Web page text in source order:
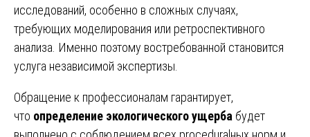
исследований, особенно в сложных случаях,
требующих моделирования или ретроспективного
анализа. Именно поэтому востребованной становится
услуга независимой экспертизы.
Обращение к профессионалам гарантирует,
что определение экологического ущерба будет